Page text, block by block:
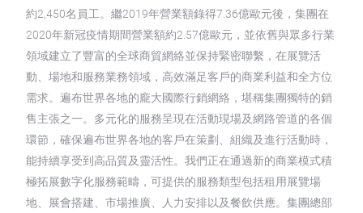
約2,450名員工。繼2019年營業額錄得7.36億歐元後，集團在
2020年新冠疫情期間營業額約2.57億歐元，並依舊與眾多行業
領域建立了豐富的全球商貿網絡並保持緊密聯繫，在展覽活
動、場地和服務業務領域，高效滿足客戶的商業利益和全方位
需求。遍布世界各地的龐大國際行銷網絡，堪稱集團獨特的銷
售主張之一。多元化的服務呈現在活動現場及網路管道的各個
環節，確保遍布世界各地的客戶在策劃、組織及進行活動時，
能持續享受到高品質及靈活性。我們正在通過新的商業模式積
極拓展數字化服務範疇，可提供的服務類型包括租用展覽場
地、展會搭建、市場推廣、人力安排以及餐飲供應。集團總部